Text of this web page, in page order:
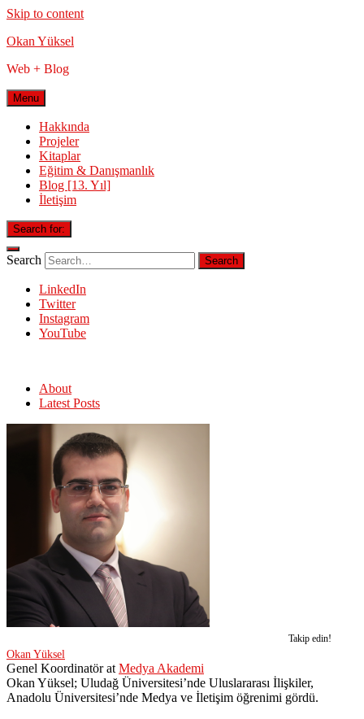
Skip to content
Okan Yüksel
Web + Blog
Menu
Hakkında
Projeler
Kitaplar
Eğitim & Danışmanlık
Blog [13. Yıl]
İletişim
Search for:
Search
LinkedIn
Twitter
Instagram
YouTube
About
Latest Posts
Takip edin!
Okan Yüksel
Genel Koordinatörat Medya Akademi
Okan Yüksel; Uludağ Üniversitesi’nde Uluslararası İlişkiler,
Anadolu Üniversitesi’nde Medya ve İletişim öğrenimi gördü.